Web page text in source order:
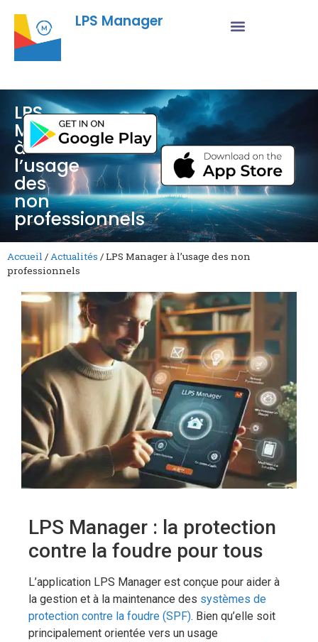
LPS Manager
LPS
Manager
à
l’usage
des
non
professionnels
Accueil / Actualités /LPS Manager à l’usage des non
professionnels
LPS Manager : la protection
contre la foudre pour tous
L’application LPS Manager est conçue pour aider à
la gestion et à la maintenance des systèmes de
protection contre la foudre (SPF). Bien qu’elle soit
principalement orientée vers un usage